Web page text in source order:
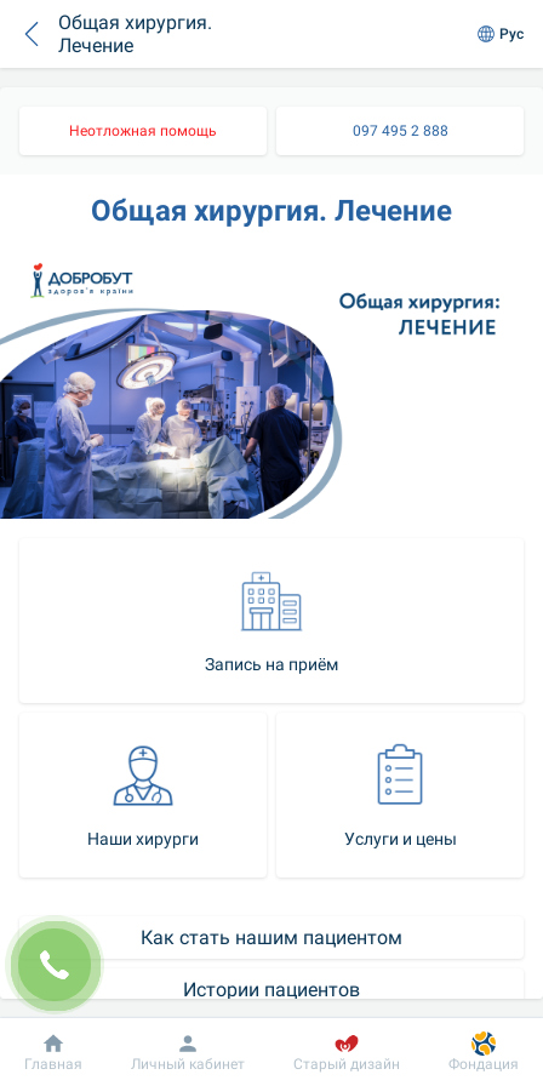
Общая хирургия.
Лечение
Рус
Неотложная помощь 097 495 2 888
Общая хирургия. Лечение
Запись на приём
Наши хирурги Услуги и цены
Как стать нашим пациентом
Истории пациентов
Контакт-центр
Добробут
Информация Пациенту
Главная Личный кабинет Старый дизайн Фондация